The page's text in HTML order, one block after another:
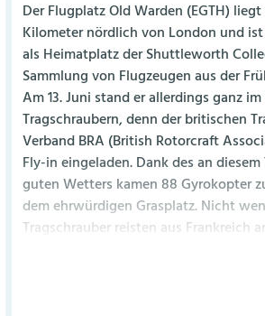
Der Flugplatz Old Warden (EGTH) liegt
Kilometer nördlich von London und
als Heimatplatz der Shuttleworth
Sammlung von Flugzeugen aus der
Am 13. Juni stand er allerdings ganz
Tragschraubern, denn der britischen
Verband BRA (British Rotorcraft
Fly-in eingeladen. Dank des an
guten Wetters kamen 88 Gyrokopter
dem ehrwürdigen Grasplatz. Nicht
Tragschrauber reisten aus Frankreich